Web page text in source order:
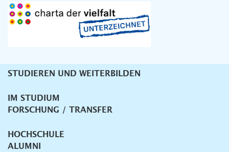
Unternavigation
STUDIEREN UND WEITERBILDEN
IM STUDIUM
FORSCHUNG / TRANSFER
HOCHSCHULE
ALUMNI